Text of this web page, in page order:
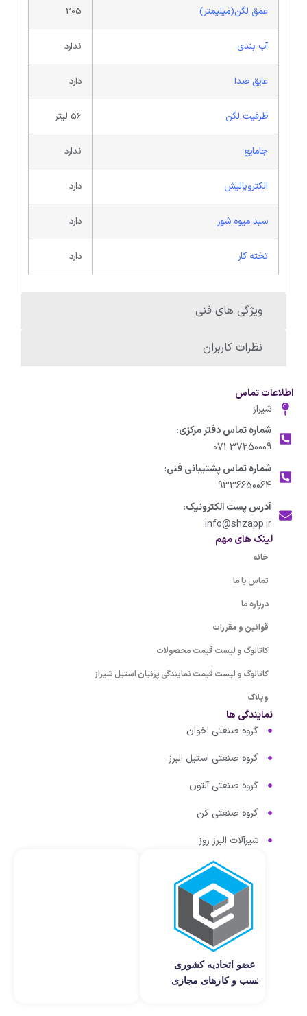
ویژگی های فنی
نظرات کاربران
عمق لگن(میلیمتر) 205
آب بندی ندارد
عایق صدا دارد
ظرفیت لگن 56 لیتر
جامایع ندارد
الکتروپالیش دارد
سبد میوه شور دارد
تخته کار دارد
اطلاعات تماس
شیراز
شماره تماس دفتر مرکزی:
37250009 071
شماره تماس پشتیبانی فنی:
9336650064
آدرس پست الکترونیک:
info@shzapp.ir
لینک های مهم
خانه
تماس با ما
درباره ما
قوانین و مقررات
کاتالوگ و لیست قیمت محصولات
کاتالوگ و لیست قیمت نمایندگی پرنیان استیل شیراز
وبلاگ
نمایندگی ها
گروه صنعتی اخوان
گروه صنعتی استیل البرز
گروه صنعتی آلتون
گروه صنعتی کن
شیرآلات البرز روز